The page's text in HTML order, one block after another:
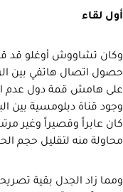
أول لقاء
وكان تشاووش أوغلو قد
حصول اتصال هاتفي بين
على هامش قمة دول عدم
وجود قناة دبلومسية بين
كان عابراً وقصيراً وغير
محاولة منه لتقليل حجم
ومما زاد الجدل بقية